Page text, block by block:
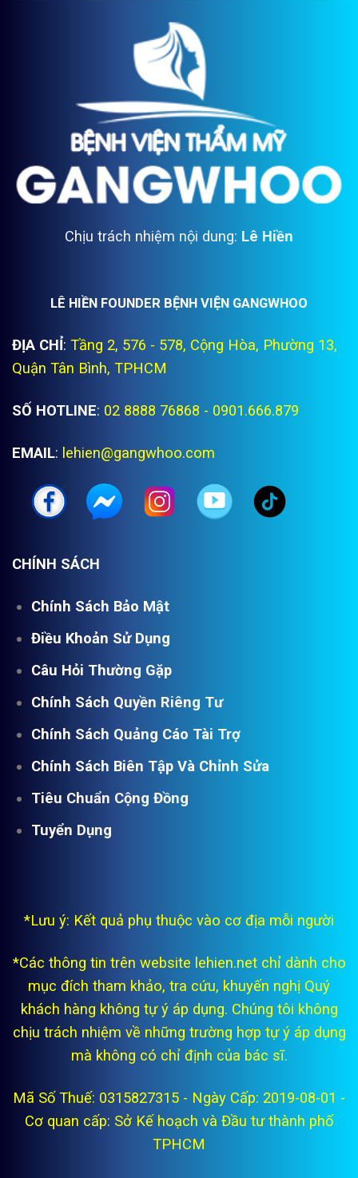
Chịu trách nhiệm nội dung: Lê Hiền
LÊ HIỀN FOUNDER BỆNH VIỆN GANGWHOO
ĐỊA CHỈ: Tầng 2, 576 - 578, Cộng Hòa, Phường 13,
Quận Tân Bình, TPHCM
SỐ HOTLINE: 02 8888 76868 - 0901.666.879
EMAIL: lehien@gangwhoo.com
CHÍNH SÁCH
Chính Sách Bảo Mật
Điều Khoản Sử Dụng
Câu Hỏi Thường Gặp
Chính Sách Quyền Riêng Tư
Chính Sách Quảng Cáo Tài Trợ
Chính Sách Biên Tập Và Chỉnh Sửa
Tiêu Chuẩn Cộng Đồng
Tuyển Dụng
*Lưu ý: Kết quả phụ thuộc vào cơ địa mỗi người
*Các thông tin trên website lehien.net chỉ dành cho
mục đích tham khảo, tra cứu, khuyến nghị Quý
khách hàng không tự ý áp dụng. Chúng tôi không
chịu trách nhiệm về những trường hợp tự ý áp dụng
mà không có chỉ định của bác sĩ.
Mã Số Thuế: 0315827315 - Ngày Cấp: 2019-08-01 -
Cơ quan cấp: Sở Kế hoạch và Đầu tư thành phố
TPHCM